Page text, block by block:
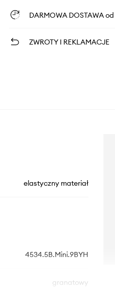
DARMOWA DOSTAWA od
ZWROTY I REKLAMACJE
elastyczny materiał
4534.5B.Mini.9BYH
granatowy